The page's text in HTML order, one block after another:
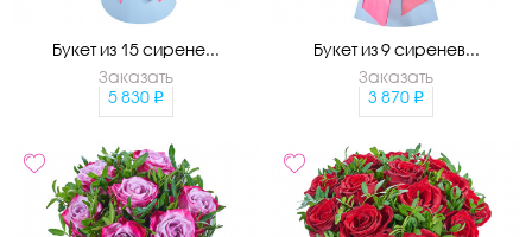
Букет из 15 сирене...
Заказать
5 830
Букет из 9 сиренев...
Заказать
3 870